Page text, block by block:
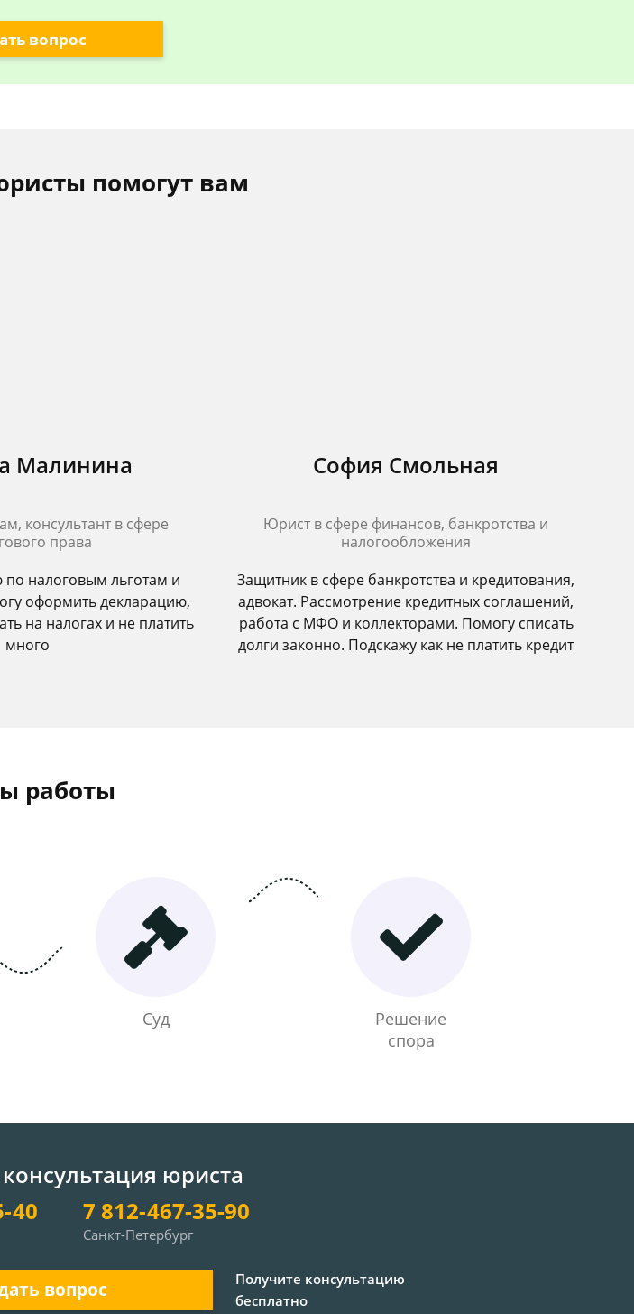
вопрос
помогут вам
Малинина
консультант в сфере
права
по налоговым льготам и
оформить декларацию,
на налогах и не платить
много
София Смольная
Юрист в сфере финансов, банкротства и
налогообложения
Защитник в сфере банкротства и кредитования,
адвокат. Рассмотрение кредитных соглашений,
работа с МФО и коллекторами. Помогу списать
долги законно. Подскажу как не платить кредит
работы
Суд
Решение
спора
юриста
40
7 812-467-35-90
Санкт-Петербург
вопрос
Получите консультацию
бесплатно